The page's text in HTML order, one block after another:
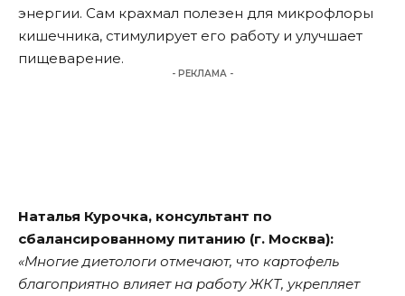
энергии. Сам крахмал полезен для микрофлоры
кишечника, стимулирует его работу и улучшает
пищеварение.
- РЕКЛАМА -
Наталья Курочка, консультант по
сбалансированному питанию (г. Москва):
«Многие диетологи отмечают, что картофель
благоприятно влияет на работу ЖКТ, укрепляет